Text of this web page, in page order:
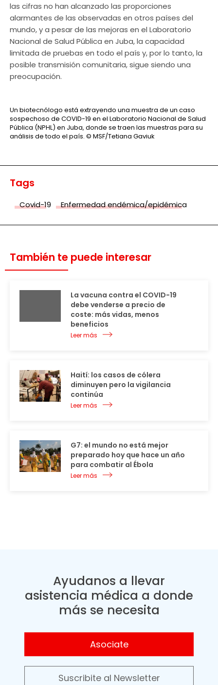
las cifras no han alcanzado las proporciones
alarmantes de las observadas en otros países del
mundo, y a pesar de las mejoras en el Laboratorio
Nacional de Salud Pública en Juba, la capacidad
limitada de pruebas en todo el país y, por lo tanto, la
posible transmisión comunitaria, sigue siendo una
preocupación.
Un biotecnólogo está extrayendo una muestra de un caso
sospechoso de COVID-19 en el Laboratorio Nacional de Salud
Pública (NPHL) en Juba, donde se traen las muestras para su
análisis de todo el país. © MSF/Tetiana Gaviuk
Tags
Covid-19 Enfermedad endémica/epidémica
También te puede interesar
La vacuna contra el COVID-19
debe venderse a precio de
coste: más vidas, menos
beneficios
Leer más
Haití: los casos de cólera
diminuyen pero la vigilancia
continúa
Leer más
G7: el mundo no está mejor
preparado hoy que hace un año
para combatir al Ébola
Leer más
Ayudanos a llevar
asistencia médica a donde
más se necesita
Asociate
Suscribite al Newsletter